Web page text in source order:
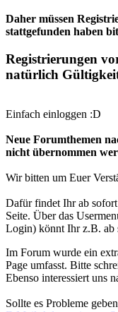
Daher müssen
stattgefunden haben
Registrierungen
natürlich
Einfach einloggen :D
Neue Forumthemen
nicht übernommen
Wir bitten um Euer
Dafür findet Ihr ab sofort
Seite. Über das
Login) könnt Ihr z.B. ab
Im Forum wurde ein
Page umfasst. Bitte
Ebenso interessiert uns
Sollte es Probleme